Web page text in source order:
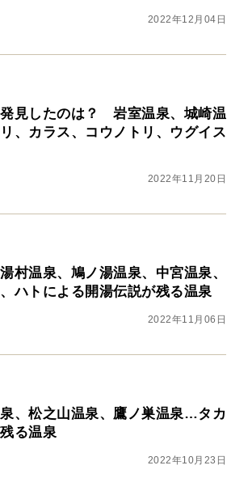
2022年12月04日
見したのは？ 岩室温泉、城崎温
、カラス、コウノトリ、ウグイス
2022年11月20日
村温泉、鳩ノ湯温泉、中宮温泉、
ハトによる開湯伝説が残る温泉
2022年11月06日
、松之山温泉、鷹ノ巣温泉…タカ
る温泉
2022年10月23日